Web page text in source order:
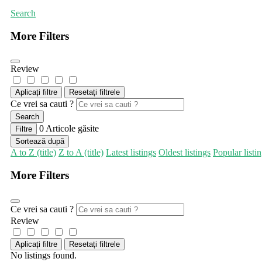
Search
More Filters
Review
Aplicați filtre Resetați filtrele
Ce vrei sa cauti ?
Search
Filtre
0 Articole găsite
Sortează după
A to Z (title) Z to A (title) Latest listings Oldest listings Popular
More Filters
Ce vrei sa cauti ?
Review
Aplicați filtre Resetați filtrele
No listings found.